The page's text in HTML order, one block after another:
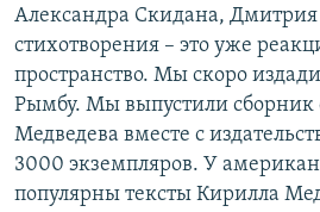
Александра Скидана,
стихотворения – это уже
пространство. Мы скоро
Рымбу. Мы выпустили сборник
Медведева вместе с
3000 экземпляров. У
популярны тексты Кирилла